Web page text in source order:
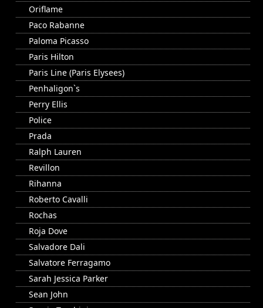
Oriflame
Paco Rabanne
Paloma Picasso
Paris Hilton
Paris Line (Paris Elysees)
Penhaligon`s
Perry Ellis
Police
Prada
Ralph Lauren
Revillon
Rihanna
Roberto Cavalli
Rochas
Roja Dove
Salvadore Dali
Salvatore Ferragamo
Sarah Jessica Parker
Sean John